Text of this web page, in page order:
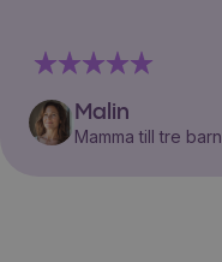
Malin
Mamma till tre barn